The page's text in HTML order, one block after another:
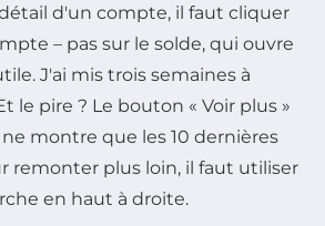
d'un compte, il faut cliquer
– pas sur le solde, qui ouvre
J'ai mis trois semaines à
le pire ? Le bouton « Voir plus »
montre que les 10 dernières
remonter plus loin, il faut utiliser
en haut à droite.